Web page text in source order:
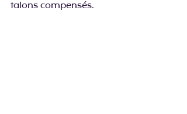
talons compensés.